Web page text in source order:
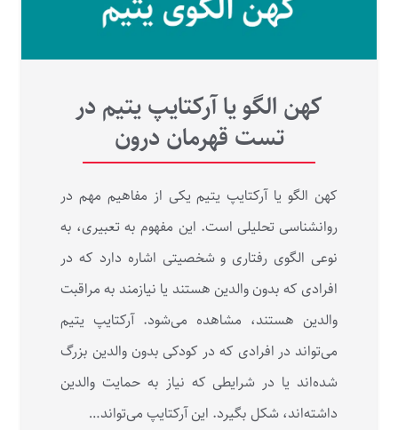
کهن الگو یا آرکتایپ یتیم در
تست قهرمان درون
کهن الگو یا آرکتایپ یتیم یکی از مفاهیم مهم در
روانشناسی تحلیلی است. این مفهوم به تعبیری، به
نوعی الگوی رفتاری و شخصیتی اشاره دارد که در
افرادی که بدون والدین هستند یا نیازمند به مراقبت
والدین هستند، مشاهده می‌شود. آرکتایپ یتیم
می‌تواند در افرادی که در کودکی بدون والدین بزرگ
شده‌اند یا در شرایطی که نیاز به حمایت والدین
داشته‌اند، شکل بگیرد. این آرکتایپ می‌تواند…